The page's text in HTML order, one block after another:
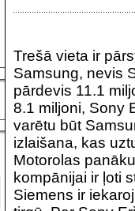
Trešā vieta ir
Samsung, nevis
pārdevis 11.1
8.1 miljoni, Sony
varētu būt
izlaišana, kas
Motorolas
kompānijai ir ļoti
Siemens ir